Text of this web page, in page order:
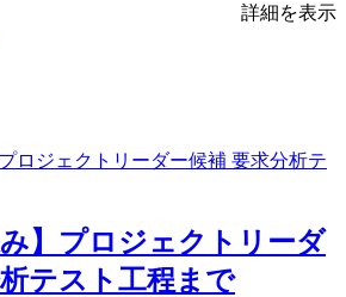
詳細を表示
み】プロジェクトリーダ
テスト工程まで